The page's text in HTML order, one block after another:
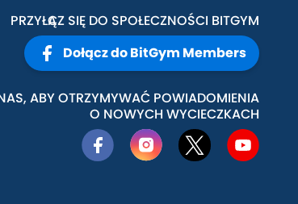
PRZYŁĄCZ SIĘ DO SPOŁECZNOŚCI BITGYM
Dołącz do BitGym Members
ABY OTRZYMYWAĆ POWIADOMIENIA
O NOWYCH WYCIECZKACH